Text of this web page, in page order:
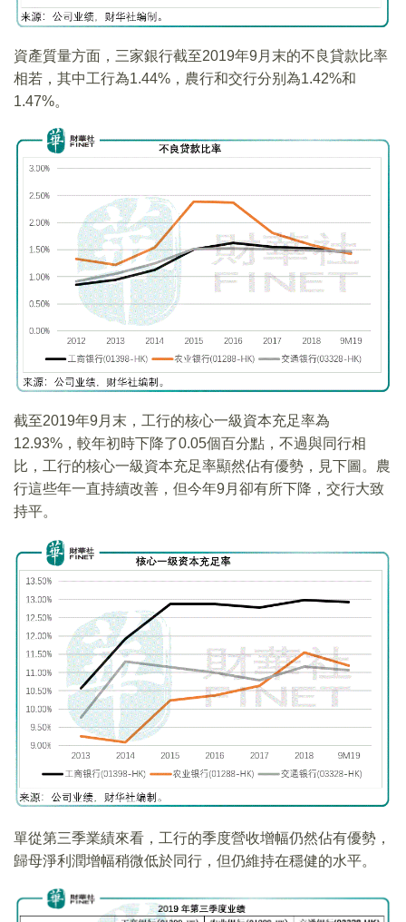
資產質量方面，三家銀行截至2019年9月末的不良貸款比率
相若，其中工行為1.44%，農行和交行分别為1.42%和
1.47%。
截至2019年9月末，工行的核心一級資本充足率為
12.93%，較年初時下降了0.05個百分點，不過與同行相
比，工行的核心一級資本充足率顯然佔有優勢，見下圖。農
行這些年一直持續改善，但今年9月卻有所下降，交行大致
持平。
單從第三季業績來看，工行的季度營收增幅仍然佔有優勢，
歸母淨利潤增幅稍微低於同行，但仍維持在穩健的水平。